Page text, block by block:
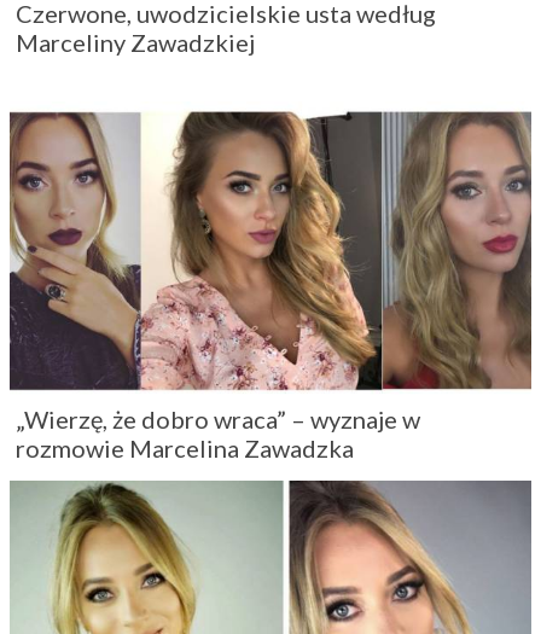
Czerwone, uwodzicielskie usta według
Marceliny Zawadzkiej
„Wierzę, że dobro wraca” – wyznaje w
rozmowie Marcelina Zawadzka